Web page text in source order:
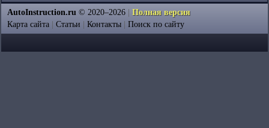
AutoInstruction.ru © 2020–2026 | Полная версия
Карта сайта | Статьи | Контакты | Поиск по сайту